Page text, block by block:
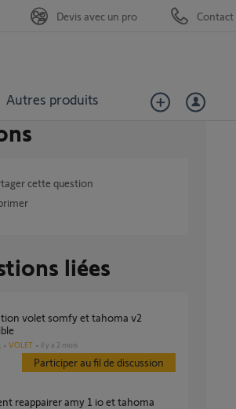
Autres produits
Devis avec un pro Contact
cette question
liées
VOLET il y a 2 mois
Participer au fil de discussion